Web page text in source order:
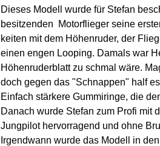
Dieses Modell wurde für Stefan
besitzenden Motorflieger seine
keiten mit dem Höhenruder, der
einen engen Looping. Damals war
Höhenruderblatt zu schmal wäre.
doch gegen das "Schnappen" half
Einfach stärkere Gummiringe, die
Danach wurde Stefan zum Profi mit
Jungpilot hervorragend und ohne
Irgendwann wurde das Modell in